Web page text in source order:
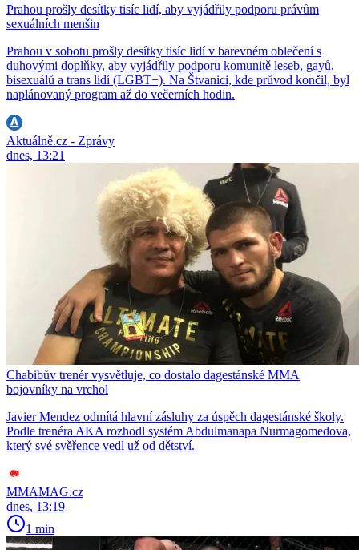
Prahou prošly desítky tisíc lidí, aby vyjádřily podporu právům
sexuálních menšin
Prahou v sobotu prošly desítky tisíc lidí v barevném oblečení s
duhovými doplňky, aby vyjádřily podporu komunitě leseb, gayů,
bisexuálů a trans lidí (LGBT+). Na Štvanici, kde průvod končil, byl
naplánovaný program až do večerních hodin.
Aktuálně.cz - Zprávy
dnes, 13:21
Chabibův trenér vysvětluje, co dostalo dagestánské MMA
bojovníky na vrchol
Javier Mendez odmítá hlavní zásluhy za úspěch dagestánské školy.
Podle trenéra AKA rozhodl systém Abdulmanapa Nurmagomedova,
který své svěřence vedl už od dětství.
MMAMAG.cz
dnes, 13:19
1 min